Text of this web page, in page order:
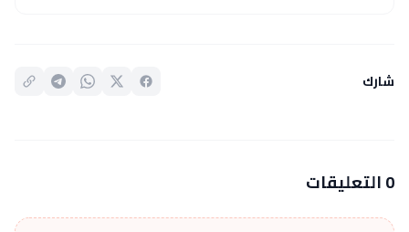
شارك
0 التعليقات